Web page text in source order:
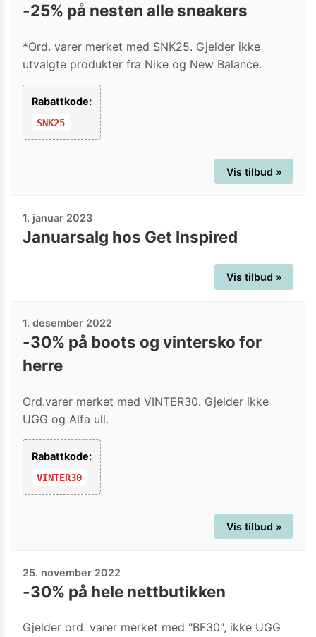
-25% på nesten alle sneakers
*Ord. varer merket med SNK25. Gjelder ikke
utvalgte produkter fra Nike og New Balance.
Rabattkode:
SNK25
Vis tilbud »
1. januar 2023
Januarsalg hos Get Inspired
Vis tilbud »
1. desember 2022
-30% på boots og vintersko for
herre
Ord.varer merket med VINTER30. Gjelder ikke
UGG og Alfa ull.
Rabattkode:
VINTER30
Vis tilbud »
25. november 2022
-30% på hele nettbutikken
Gjelder ord. varer merket med "BF30", ikke UGG